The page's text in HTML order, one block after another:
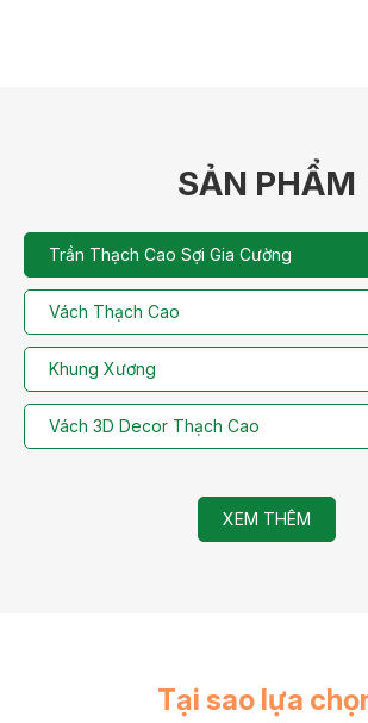
SẢN PHẨM
Trần Thạch Cao Sợi Gia Cường
Vách Thạch Cao
Khung Xương
Vách 3D Decor Thạch Cao
XEM THÊM
Tại sao lựa